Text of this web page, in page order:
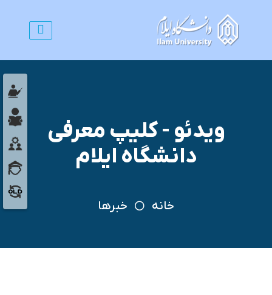
ویدئو - کلیپ معرفی
دانشگاه ایلام
خانه خبرها